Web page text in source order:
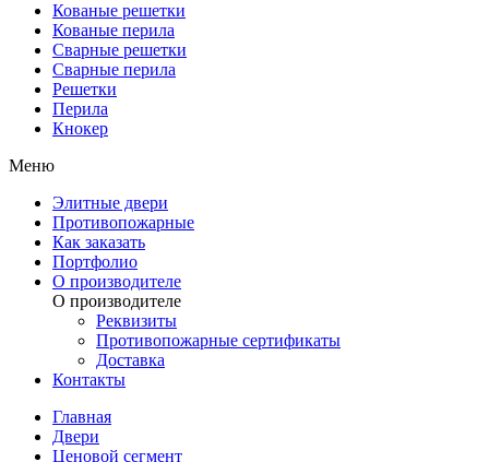
Кованые решетки
Кованые перила
Сварные решетки
Сварные перила
Решетки
Перила
Кнокер
Меню
Элитные двери
Противопожарные
Как заказать
Портфолио
О производителе
О производителе
Реквизиты
Противопожарные сертификаты
Доставка
Контакты
Главная
Двери
Ценовой сегмент